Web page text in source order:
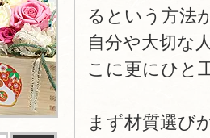
るという方法
自分や大切な
こに更にひと
まず材質選び